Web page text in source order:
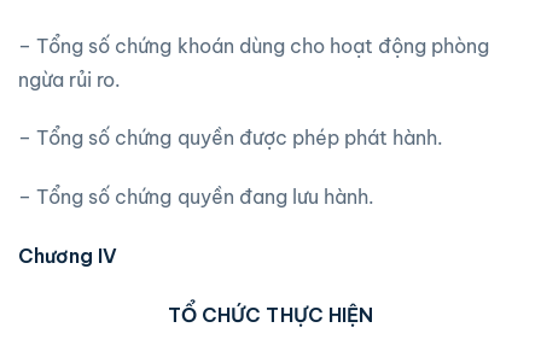
– Tổng số chứng khoán dùng cho hoạt động phòng
ngừa rủi ro.
– Tổng số chứng quyền được phép phát hành.
– Tổng số chứng quyền đang lưu hành.
Chương IV
TỔ CHỨC THỰC HIỆN